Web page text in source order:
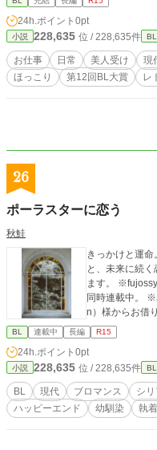
BL大賞参加作
済）のリライト
※Ｒ15（予定）
つけてみました。グロは
す。描写等も含
ください。 #SM要素あり（微量） #家族 #SDGs #ちきゅ
く造園屋の一
社を立ち上げた
一人（ほった
含みます） 水島課長 恒星の上司。叩き上げの苦労人 内川課
のマスター 恒星の昔馴染み
７０代半ば）青葉
（どい きよた
代わりで母代わりでもある。
伝 青葉造園の兄貴分
葉造園では清武
主人様。ＳＮＳ王と呼ば
アグリビジネス企業のＣＥＯ
玄
24h.ポイント 0pt
小説 228,635 位 / 228,635件 BL
お仕事 日常 美人受け 現
ほっこり
第12回BL大賞 レ
26
ポーラスターに恋う
秋鮭
きっかけと運
と、未来に続く恋の話。 ※一部NL・GL
ます。
同時連載中。
n）様からお借
BL 連載中 長編 R15
24h.ポイント 0pt
小説 228,635 位 / 228,635件 BL
BL 現代 ブロマンス シ
ハッピーエンド
幼馴染 執着